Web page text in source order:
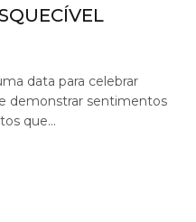
data para celebrar
demonstrar sentimentos
que…